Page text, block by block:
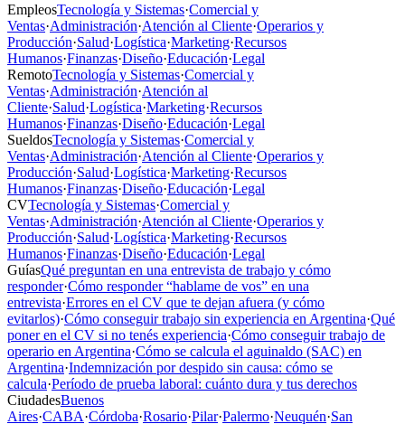
EmpleosTecnología y Sistemas·Comercial y
Ventas·Administración·Atención al Cliente·Operarios y
Producción·Salud·Logística·Marketing·Recursos
Humanos·Finanzas·Diseño·Educación·Legal
RemotoTecnología y Sistemas·Comercial y
Ventas·Administración·Atención al
Cliente·Salud·Logística·Marketing·Recursos
Humanos·Finanzas·Diseño·Educación·Legal
SueldosTecnología y Sistemas·Comercial y
Ventas·Administración·Atención al Cliente·Operarios y
Producción·Salud·Logística·Marketing·Recursos
Humanos·Finanzas·Diseño·Educación·Legal
CVTecnología y Sistemas·Comercial y
Ventas·Administración·Atención al Cliente·Operarios y
Producción·Salud·Logística·Marketing·Recursos
Humanos·Finanzas·Diseño·Educación·Legal
GuíasQué preguntan en una entrevista de trabajo y cómo
responder·Cómo responder “hablame de vos” en una
entrevista·Errores en el CV que te dejan afuera (y cómo
evitarlos)·Cómo conseguir trabajo sin experiencia en Argentina·Qué
poner en el CV si no tenés experiencia·Cómo conseguir trabajo de
operario en Argentina·Cómo se calcula el aguinaldo (SAC) en
Argentina·Indemnización por despido sin causa: cómo se
calcula·Período de prueba laboral: cuánto dura y tus derechos
CiudadesBuenos
Aires·CABA·Córdoba·Rosario·Pilar·Palermo·Neuquén·San